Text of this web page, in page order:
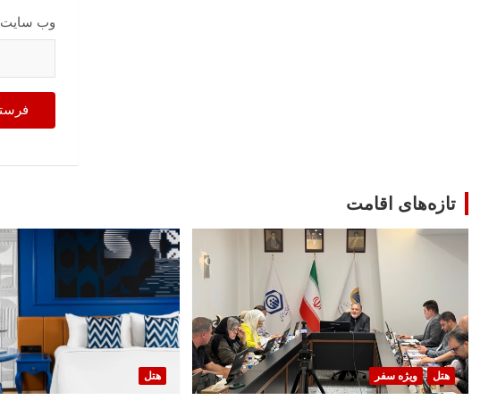
وب‌ سایت
تازه‌های اقامت
هتل ویژه سفر هتل